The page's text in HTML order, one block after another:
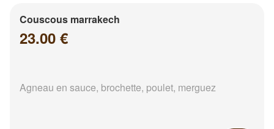
Couscous marrakech
23.00 €
Agneau en sauce, brochette, poulet, merguez